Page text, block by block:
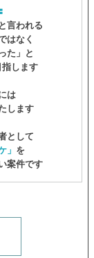
言われる
はなく
た」と
します
は
します
として
」 を
案件です